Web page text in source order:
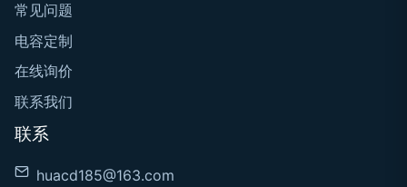
常见问题
电容定制
在线询价
联系我们
联系
huacd185@163.com